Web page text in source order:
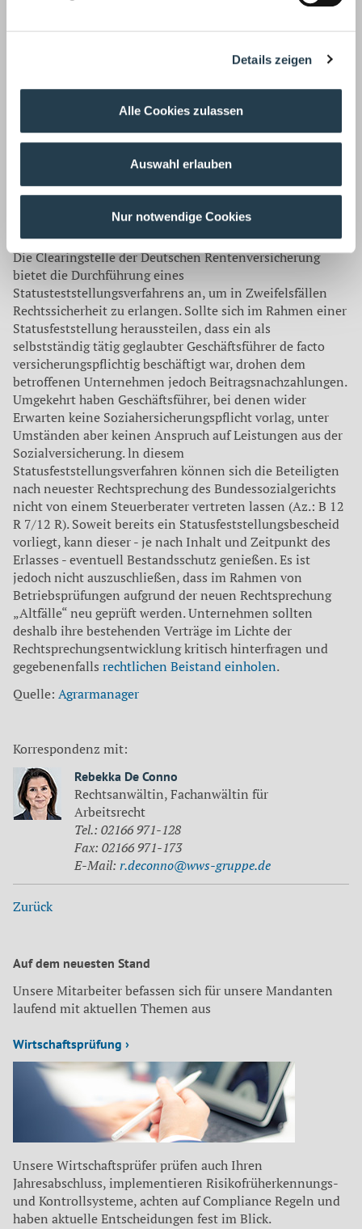
Details zeigen
Alle Cookies zulassen
Auswahl erlauben
Nur notwendige Cookies
— explizit in den Gesellschaftsvertrag aufgenommen
werden muss (BSG, Az.: B 12R 2/14; B 12 KR 13/14; B
Wenn im Unternehmen Einigkeit darüber besteht, welche
„Macht­befugnisse“ dem Geschäftsführer eingeräumt
werden, sollten die vertraglichen Regelungen dies
widerspiegeln. Unternehmer und Geschäftsführer sollten
daher darauf achten, dass die Verträge im Einklang
zueinander und zu den tasächlichen Verhältnissen stehen
sowie die erforderliche Form eingehalten wird.
Clearingverfahren bringt Rechtssicherheit
Die Clearingstelle der Deutschen Rentenversicherung
bietet die Durchführung eines
Statusteststellungsverfahrens an, um in Zweifelsfällen
Rechtssicherheit zu erlangen. Sollte sich im Rahmen einer
Status­feststellung heraussteilen, dass ein als
selbstständig tätig geglaubter Geschäftsführer de facto
versicherungspflichtig beschäftigt war, dro­hen dem
betroffenen Unternehmen jedoch Beitragsnachzahlungen.
Umgekehrt haben Geschäftsführer, bei denen wider
Erwarten keine Soziahersicherungspflicht vorlag, unter
Umständen aber keinen Anspruch auf Leistungen aus der
Sozialversicherung. ln diesem
Statusfeststellungsverfahren können sich die Beteiligten
nach neuester Rechtsprechung des Bundessozialgerichts
nicht von einem Steuer­berater vertreten lassen (Az.: B 12
R 7/12 R). Soweit bereits ein Statusfeststellungsbescheid
vorliegt, kann dieser - je nach Inhalt und Zeitpunkt des
Erlasses - eventuell Bestandsschutz genießen. Es ist
jedoch nicht auszuschließen, dass im Rahmen von
Betriebs­prüfungen aufgrund der neuen Rechtsprechung
„Altfälle“ neu geprüft werden. Unternehmen sollten
deshalb ihre bestehenden Verträge im Lichte der
Rechtsprechungsentwicklung kritisch hinterfragen und
gegebenenfalls rechtlichen Beistand einholen.
Quelle: Agrarmanager
Korrespondenz mit:
Rebekka De Conno
Rechtsanwältin, Fachanwältin für
Arbeitsrecht
Tel.: 02166 971-128
Fax: 02166 971-173
E-Mail: r.deconno@wws-gruppe.de
Zurück
Auf dem neuesten Stand
Unsere Mitarbeiter befassen sich für unsere Mandanten
laufend mit aktuellen Themen aus
Wirtschaftsprüfung ›
Unsere Wirtschaftsprüfer prüfen auch Ihren
Jahresabschluss, implementieren Risikofrüherkennungs-
und Kontrollsysteme, achten auf Compliance Regeln und
haben aktuelle Entscheidungen fest im Blick.